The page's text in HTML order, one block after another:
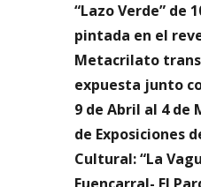
“Lazo Verde” de
pintada en el
Metacrilato
expuesta junto
9 de Abril al 4 de
de Exposiciones
Cultural: “La